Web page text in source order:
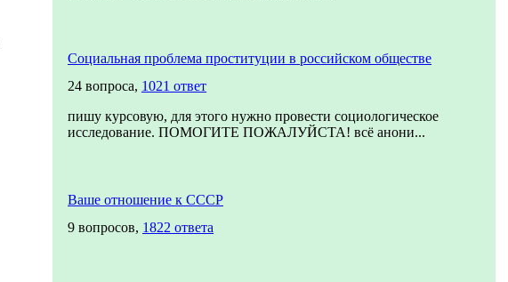
Социальная проблема проституции в российском обществе
24 вопроса, 1021 ответ
пишу курсовую, для этого нужно провести социологическое
исследование. ПОМОГИТЕ ПОЖАЛУЙСТА! всё анони...
Ваше отношение к СССР
9 вопросов, 1822 ответа